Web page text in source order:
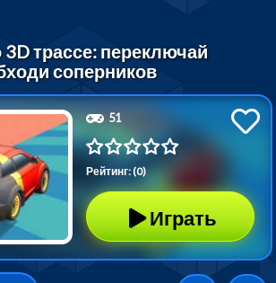
3D трассе: переключай
соперников
51
Рейтинг: (0)
Играть